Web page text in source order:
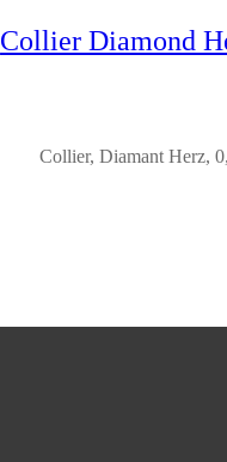
Collier Diamond
Collier, Diamant Herz,